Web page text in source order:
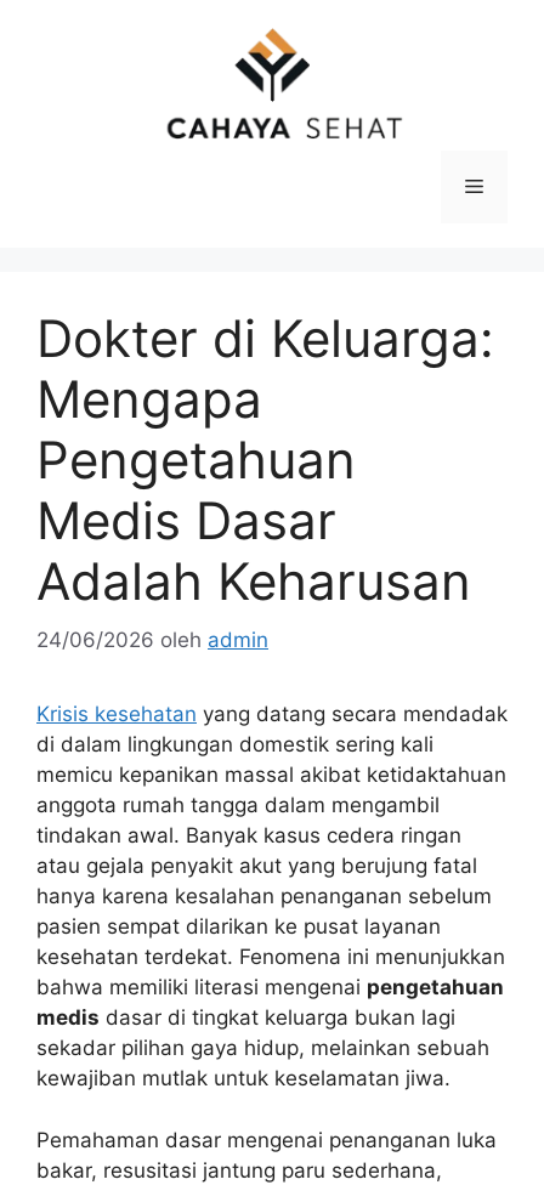
Menu
Dokter di Keluarga:
Mengapa
Pengetahuan
Medis Dasar
Adalah Keharusan
24/06/2026 oleh admin
Krisis kesehatan yang datang secara mendadak
di dalam lingkungan domestik sering kali
memicu kepanikan massal akibat ketidaktahuan
anggota rumah tangga dalam mengambil
tindakan awal. Banyak kasus cedera ringan
atau gejala penyakit akut yang berujung fatal
hanya karena kesalahan penanganan sebelum
pasien sempat dilarikan ke pusat layanan
kesehatan terdekat. Fenomena ini menunjukkan
bahwa memiliki literasi mengenai pengetahuan
medis dasar di tingkat keluarga bukan lagi
sekadar pilihan gaya hidup, melainkan sebuah
kewajiban mutlak untuk keselamatan jiwa.
Pemahaman dasar mengenai penanganan luka
bakar, resusitasi jantung paru sederhana,